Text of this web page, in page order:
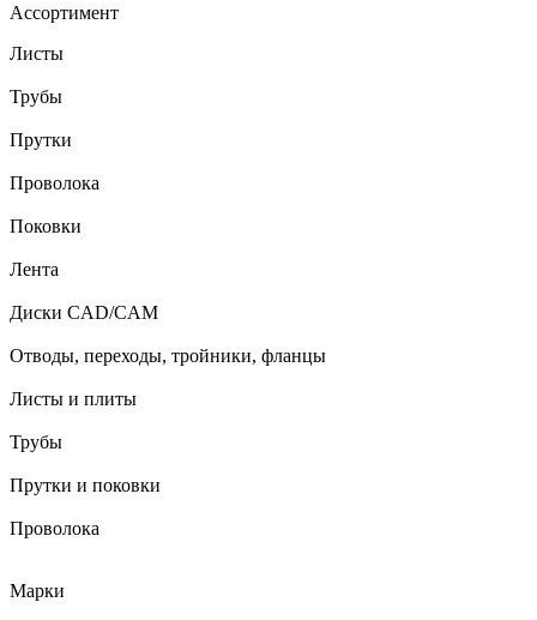
Ассортимент
Листы
Трубы
Прутки
Проволока
Поковки
Лента
Диски CAD/CAM
Отводы, переходы, тройники, фланцы
Листы и плиты
Трубы
Прутки и поковки
Проволока
Марки